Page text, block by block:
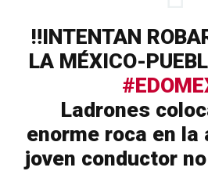
‼️INTENTAN
LA MÉXICO-
Ladrones
enorme roca en
joven conductor